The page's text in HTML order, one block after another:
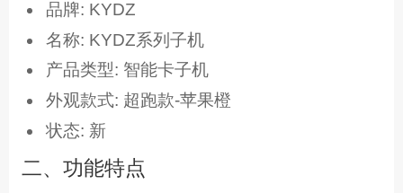
品牌: KYDZ
名称: KYDZ系列子机
产品类型: 智能卡子机
外观款式: 超跑款-苹果橙
状态: 新
二、功能特点